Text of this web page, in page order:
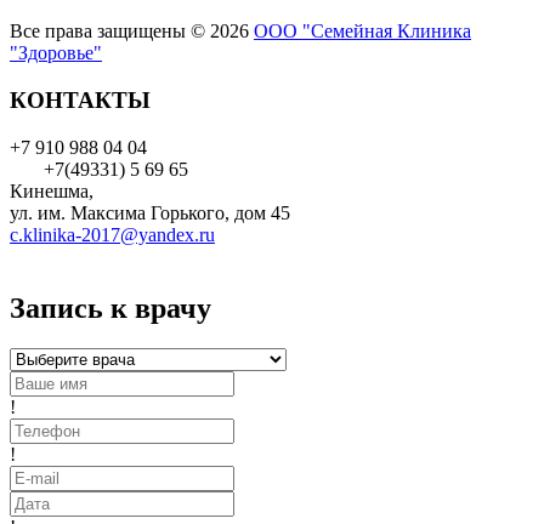
Все права защищены © 2026 ООО "Семейная Клиника
"Здоровье"
КОНТАКТЫ
+7 910 988 04 04
+7(49331) 5 69 65
Кинешма,
ул. им. Максима Горького, дом 45
c.klinika-2017@yandex.ru
Запись к врачу
!
!